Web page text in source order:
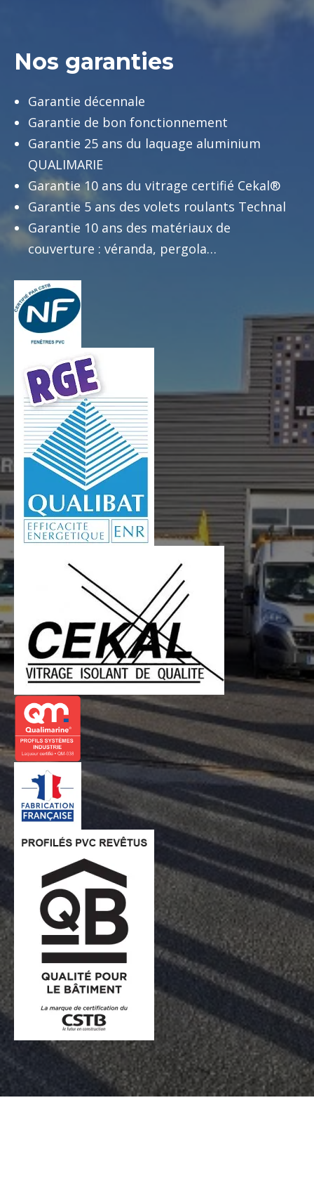
Nos garanties
Garantie décennale
Garantie de bon fonctionnement
Garantie 25 ans du laquage aluminium
QUALIMARIE
Garantie 10 ans du vitrage certifié Cekal®
Garantie 5 ans des volets roulants Technal
Garantie 10 ans des matériaux de
couverture : véranda, pergola…